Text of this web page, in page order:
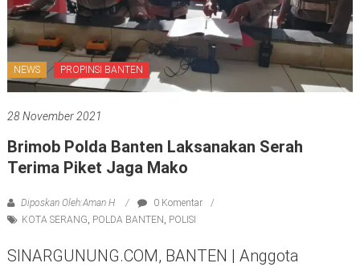
NEWS PROPINSI BANTEN
28 November 2021
Brimob Polda Banten Laksanakan Serah
Terima Piket Jaga Mako
Diposkan Oleh:Aman H
0 Komentar
KOTA SERANG, POLDA BANTEN , POLISI
SINARGUNUNG.COM, BANTEN | Anggota